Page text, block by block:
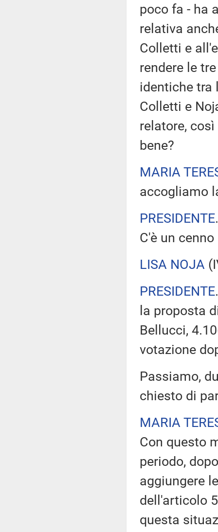
poco fa - ha
relativa
Colletti e
rendere le
identiche tra
Colletti e
relatore,
bene?
MARIA
accogliamo
PRESIDENTE
C'è un
LISA NOJA (
PRESIDENTE
la proposta
Bellucci,
votazione
Passiamo,
chiesto di
MARIA
Con questo
periodo,
aggiungere
dell'articolo
questa